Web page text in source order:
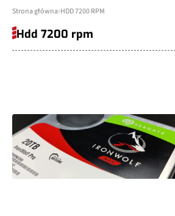
Strona główna HDD 7200 RPM
Hdd 7200 rpm